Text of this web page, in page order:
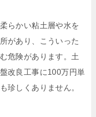
らかい粘土層や水を
があり、こういった
危険があります。土
改良工事に100万円単
珍しくありません。